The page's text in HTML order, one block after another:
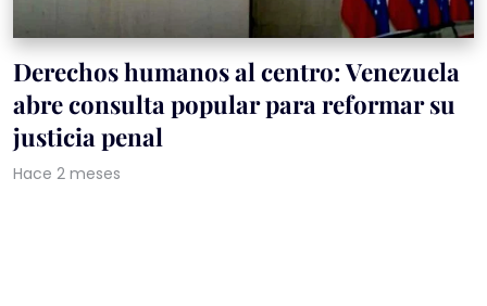
Derechos humanos al centro: Venezuela
abre consulta popular para reformar su
justicia penal
Hace 2 meses